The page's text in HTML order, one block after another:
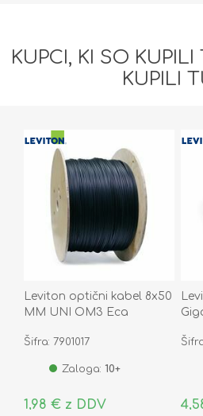
KUPCI, KI SO
KUPILI
Leviton optični kabel 8x50
MM UNI OM3 Eca
Šifra: 7901017
Zaloga: 10+
1,98 € z DDV